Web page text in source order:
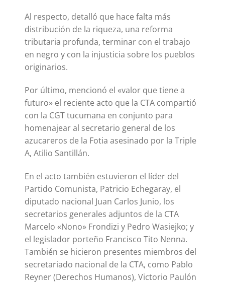
Al respecto, detalló que hace falta más
distribución de la riqueza, una reforma
tributaria profunda, terminar con el trabajo
en negro y con la injusticia sobre los pueblos
originarios.
Por último, mencionó el «valor que tiene a
futuro» el reciente acto que la CTA compartió
con la CGT tucumana en conjunto para
homenajear al secretario general de los
azucareros de la Fotia asesinado por la Triple
A, Atilio Santillán.
En el acto también estuvieron el líder del
Partido Comunista, Patricio Echegaray, el
diputado nacional Juan Carlos Junio, los
secretarios generales adjuntos de la CTA
Marcelo «Nono» Frondizi y Pedro Wasiejko; y
el legislador porteño Francisco Tito Nenna.
También se hicieron presentes miembros del
secretariado nacional de la CTA, como Pablo
Reyner (Derechos Humanos), Victorio Paulón